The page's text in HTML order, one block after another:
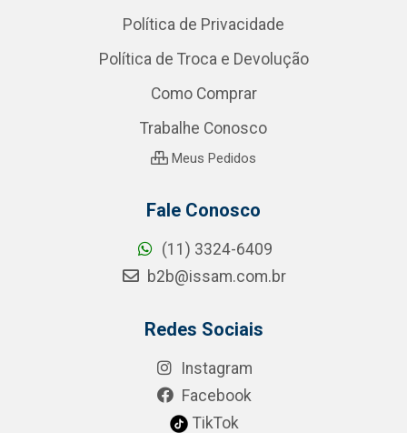
Política de Privacidade
Política de Troca e Devolução
Como Comprar
Trabalhe Conosco
Meus Pedidos
Fale Conosco
(11) 3324-6409
b2b@issam.com.br
Redes Sociais
Instagram
Facebook
TikTok